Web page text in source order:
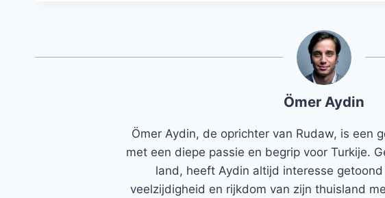
Ömer Aydin
Ömer Aydin, de oprichter van Rudaw, is een
met een diepe passie en begrip voor Turkije.
land, heeft Aydin altijd interesse
veelzijdigheid en rijkdom van zijn thuisland